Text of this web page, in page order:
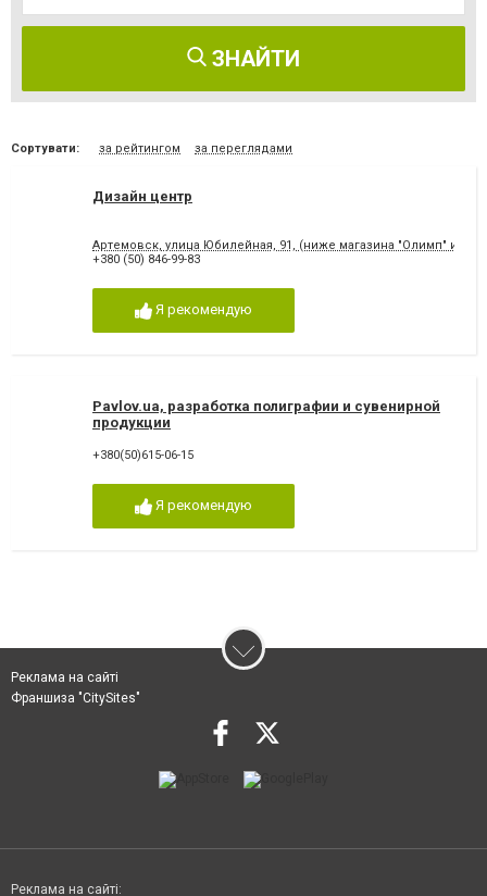
ЗНАЙТИ
Сортувати: за рейтингом за переглядами
Дизайн центр
Артемовск, улица Юбилейная, 91, (ниже магазина "Олимп" и
+380 (50) 846-99-83
Я рекомендую
Pavlov.ua, разработка полиграфии и сувенирной
продукции
+380(50)615-06-15
Я рекомендую
Реклама на сайті
Франшиза "CitySites"
Реклама на сайті: